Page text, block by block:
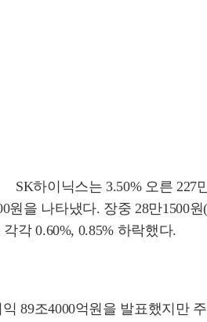
SK하이닉스는 3.50% 오른 227
을 나타냈다. 장중 28만1500
각 0.60%, 0.85% 하락했다.
89조4000억원을 발표했지만